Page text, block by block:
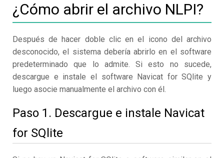
¿Cómo abrir el archivo NLPI?
Después de hacer doble clic en el icono del archivo
desconocido, el sistema debería abrirlo en el software
predeterminado que lo admite. Si esto no sucede,
descargue e instale el software Navicat for SQlite y
luego asocie manualmente el archivo con él.
Paso 1. Descargue e instale Navicat
for SQlite